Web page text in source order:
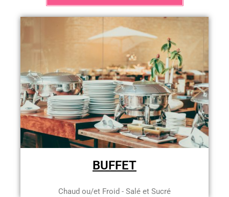
BUFFET
Chaud ou/et Froid - Salé et Sucré